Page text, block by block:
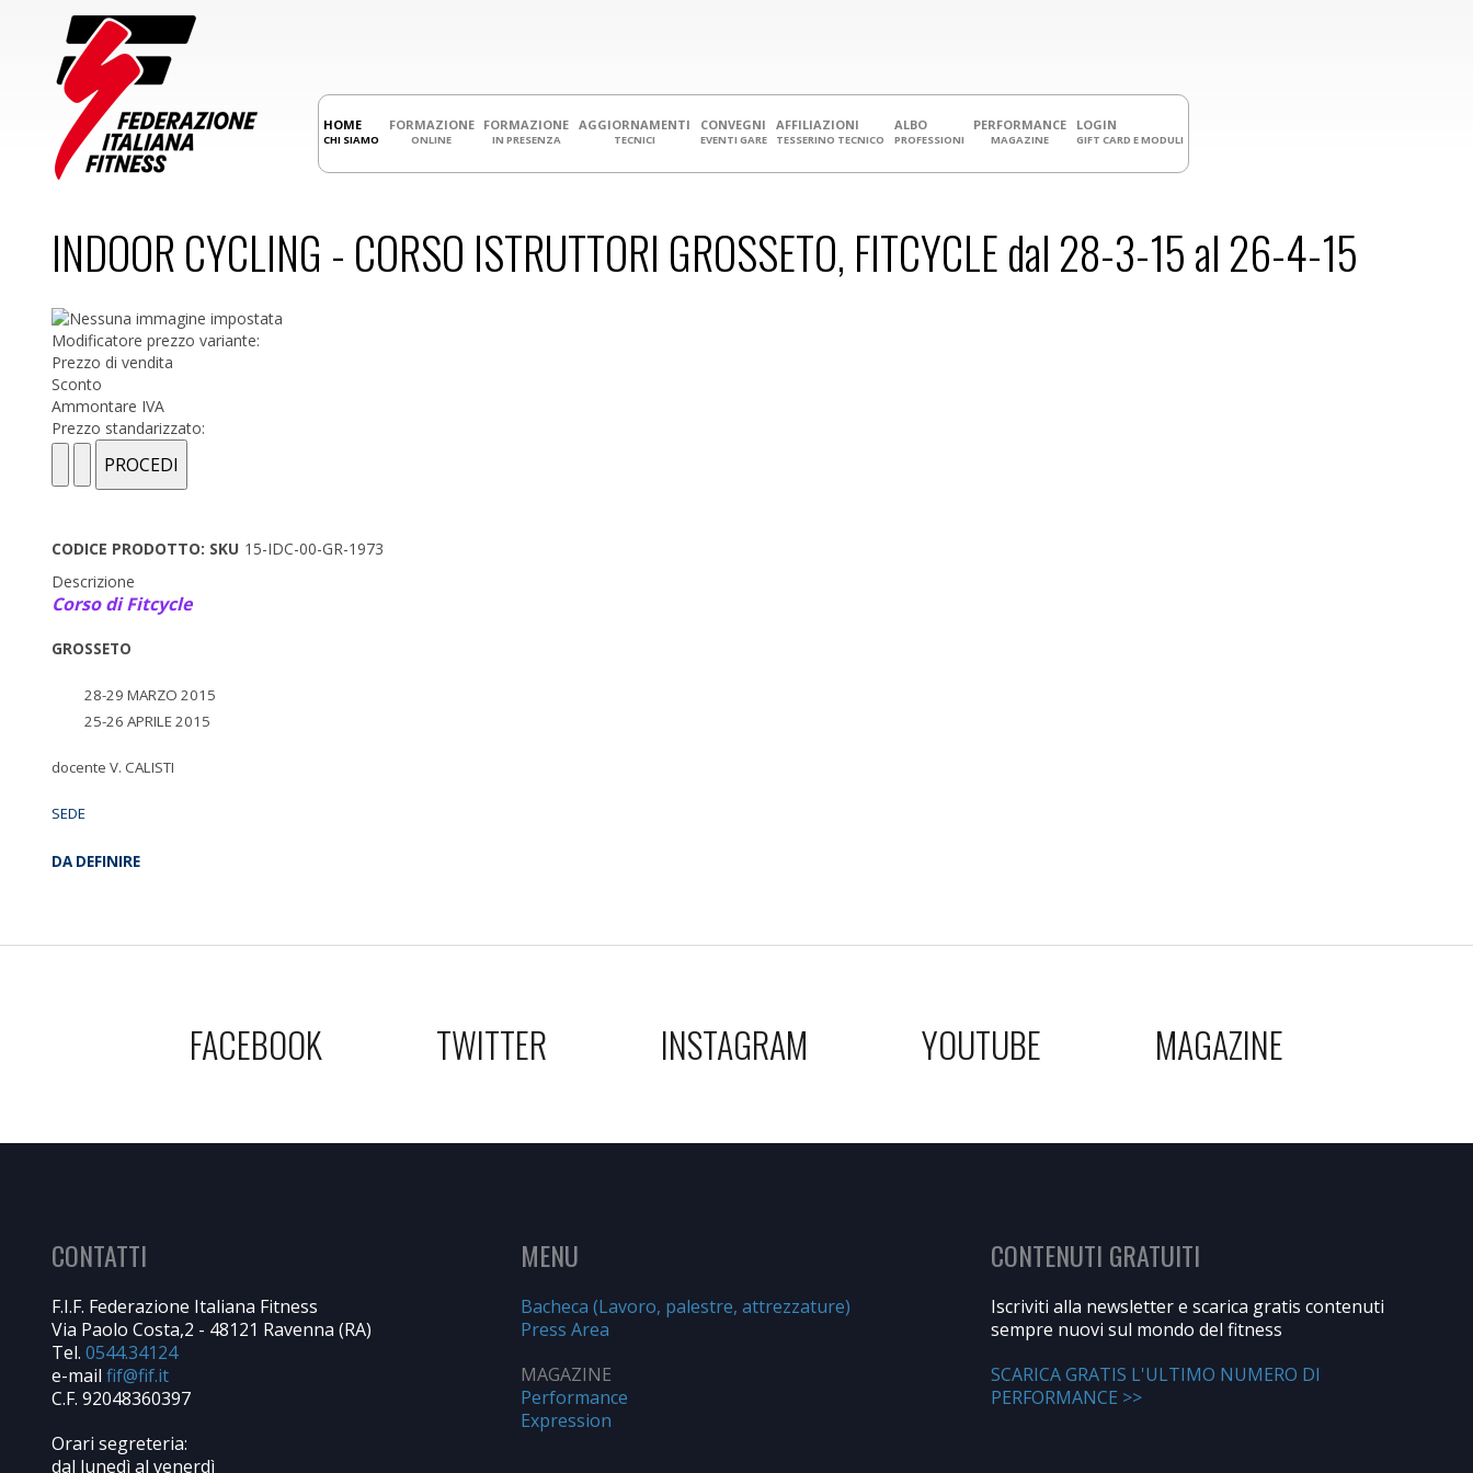
HOME
CHI SIAMO
FORMAZIONE
ONLINE
FORMAZIONE
IN PRESENZA
AGGIORNAMENTI
TECNICI
CONVEGNI
EVENTI GARE
AFFILIAZIONI
TESSERINO TECNICO
ALBO
PROFESSIONI
PERFORMANCE
MAGAZINE
LOGIN
GIFT CARD E MODULI
INDOOR CYCLING - CORSO ISTRUTTORI GROSSETO, FITCYCLE dal 28-3-15 al 26-4-15
Modificatore prezzo variante:
Prezzo di vendita
Sconto
Ammontare IVA
Prezzo standarizzato:
CODICE PRODOTTO: SKU 15-IDC-00-GR-1973
Descrizione
Corso di Fitcycle
GROSSETO
28-29 MARZO 2015
25-26 APRILE 2015
docente V. CALISTI
SEDE
DA DEFINIRE
FACEBOOK TWITTER INSTAGRAM YOUTUBE MAGAZINE
CONTATTI
F.I.F. Federazione Italiana Fitness
Via Paolo Costa,2 - 48121 Ravenna (RA)
Tel. 0544.34124
e-mail
C.F. 92048360397
Orari segreteria:
dal lunedì al venerdì
MENU
Bacheca (Lavoro, palestre, attrezzature)
Press Area
MAGAZINE
Performance
Expression
CONTENUTI GRATUITI
Iscriviti alla newsletter e scarica gratis contenuti
sempre nuovi sul mondo del fitness
SCARICA GRATIS L'ULTIMO NUMERO DI
PERFORMANCE >>